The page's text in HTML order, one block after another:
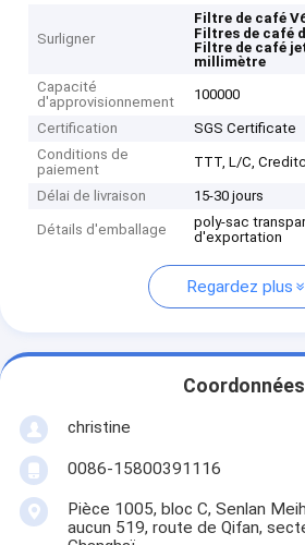
Surligner
Filtre de café
Filtres de café
Filtre de café
millimètre
Capacité
d'approvisionnement
100000
Certification
SGS Certificate
Conditions de
paiement
TTT, L/C,
Délai de livraison 15-30 jours
Détails d'emballage
poly-sac
d'exportation
Regardez plus
Coordonnées
christine
0086-15800391116
Pièce 1005, bloc C, Senlan
aucun 519, route de Qifan,